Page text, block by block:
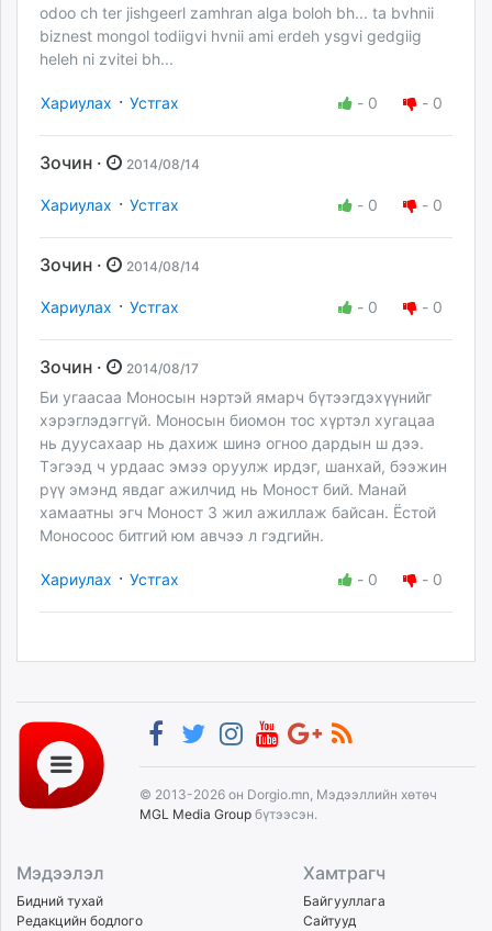
odoo ch ter jishgeerl zamhran alga boloh bh... ta bvhnii
biznest mongol todiigvi hvnii ami erdeh ysgvi gedgiig
heleh ni zvitei bh...
Хариулах · Устгах - 0 - 0
Зочин · 2014/08/14
Хариулах · Устгах - 0 - 0
Зочин · 2014/08/14
Хариулах · Устгах - 0 - 0
Зочин · 2014/08/17
Би угаасаа Моносын нэртэй ямарч бүтээгдэхүүнийг
хэрэглэдэггүй. Моносын биомон тос хүртэл хугацаа
нь дуусахаар нь дахиж шинэ огноо дардын ш дээ.
Тэгээд ч урдаас эмээ оруулж ирдэг, шанхай, бээжин
рүү эмэнд явдаг ажилчид нь Моност бий. Манай
хамаатны эгч Моност 3 жил ажиллаж байсан. Ёстой
Моносоос битгий юм авчээ л гэдгийн.
Хариулах · Устгах - 0 - 0
© 2013-2026 он Dorgio.mn, Мэдээллийн хөтөч
MGL Media Group бүтээсэн.
Мэдээлэл
Бидний тухай
Редакцийн бодлого
Хамтрагч
Байгууллага
Сайтууд